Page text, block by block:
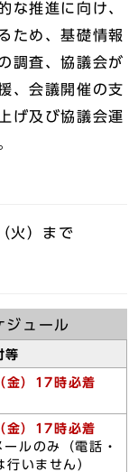
な推進に向け、
ため、基礎情報
調査、協議会が
、会議開催の支
げ及び協議会運
火）まで
ジュール
等
金）17時必着
金）17時必着
ルのみ（電話・
いません）